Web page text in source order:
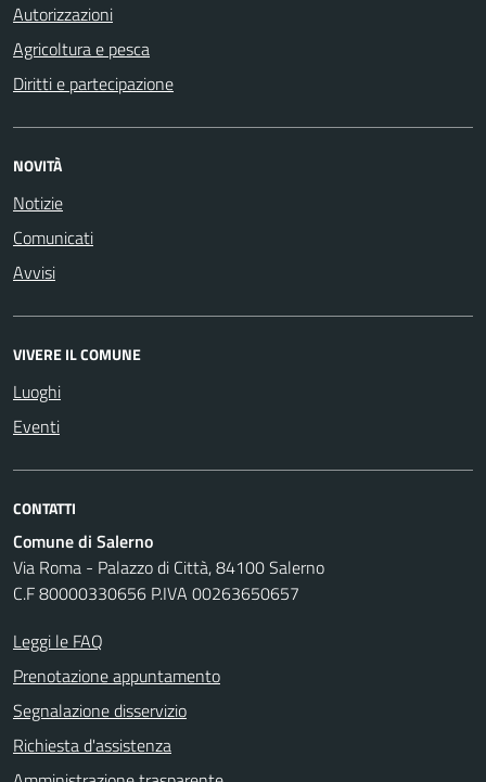
Autorizzazioni
Agricoltura e pesca
Diritti e partecipazione
NOVITÀ
Notizie
Comunicati
Avvisi
VIVERE IL COMUNE
Luoghi
Eventi
CONTATTI
Comune di Salerno
Via Roma - Palazzo di Città, 84100 Salerno
C.F 80000330656 P.IVA 00263650657
Leggi le FAQ
Prenotazione appuntamento
Segnalazione disservizio
Richiesta d'assistenza